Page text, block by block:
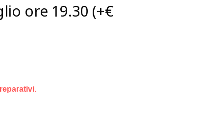
ore 19.30 (+€